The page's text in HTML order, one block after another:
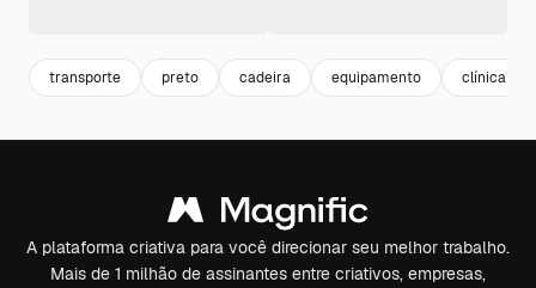
transporte preto cadeira equipamento clínica
A plataforma criativa para você direcionar seu melhor trabalho.
Mais de 1 milhão de assinantes entre criativos, empresas,